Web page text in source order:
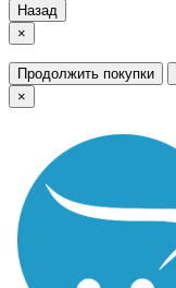
Назад
×
Продолжить покупки
×